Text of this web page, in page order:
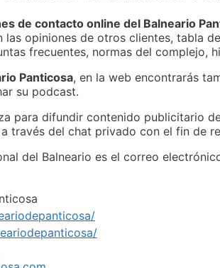
de contacto online del Balneario
opiniones de otros clientes, tabla
frecuentes, normas del complejo,
Panticosa, en la web encontrarás
su podcast.
para difundir contenido publicitario
través del chat privado con el fin de
del Balneario es el correo